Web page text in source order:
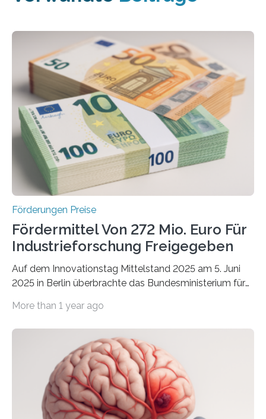
Förderungen Preise
Fördermittel Von 272 Mio. Euro Für
Industrieforschung Freigegeben
Auf dem Innovationstag Mittelstand 2025 am 5. Juni
2025 in Berlin überbrachte das Bundesministerium für
Überplanmäßige Verpflichtungsermächtigungen in
Woche vom Haushaltsausschuss freigegeben – unter
anderem zur Unterstützung der
Industrieforschungsprogramme Industrielle
Gemeinschaftsforschung (IGF), Zentrales
Innovationsprogramm Mittelstand (ZIM) und
Innovationskompetenz INNO-KOM. Auf dem
More than 1 year ago